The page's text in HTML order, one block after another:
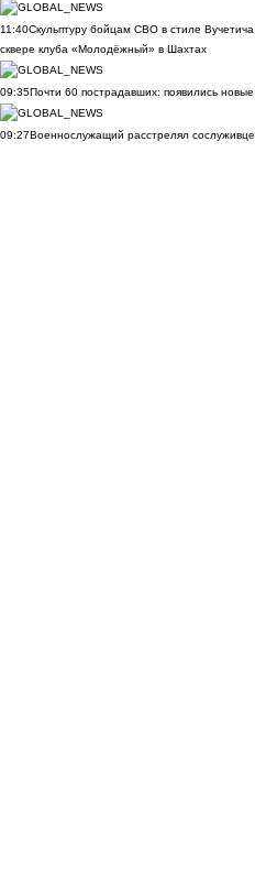
11:40Скульптуру бойцам СВО в стиле
сквере клуба «Молодёжный» в Шахтах
09:35Почти 60 пострадавших: появились
09:27Военнослужащий расстрелял